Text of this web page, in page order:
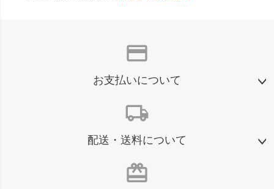
credit_card
お支払いについて
local_shipping
配送・送料について
card_giftcard